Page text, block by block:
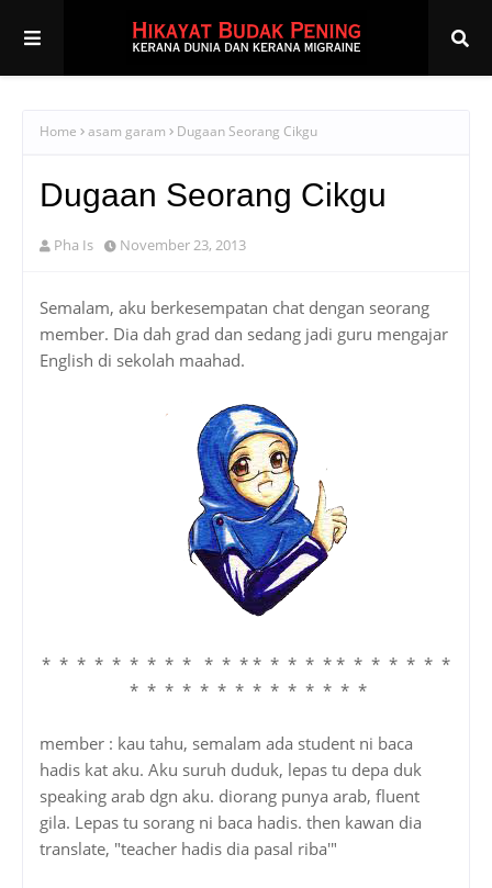
Home asam garam Dugaan Seorang Cikgu
Dugaan Seorang Cikgu
Pha Is November 23, 2013
Semalam, aku berkesempatan chat dengan seorang
member. Dia dah grad dan sedang jadi guru mengajar
English di sekolah maahad.
* * * * * * * * * * * * * * * * * * * * * * * *
* * * * * * * * * * * * * *
member : kau tahu, semalam ada student ni baca
hadis kat aku. Aku suruh duduk, lepas tu depa duk
speaking arab dgn aku. diorang punya arab, fluent
gila. Lepas tu sorang ni baca hadis. then kawan dia
translate, "teacher hadis dia pasal riba'"